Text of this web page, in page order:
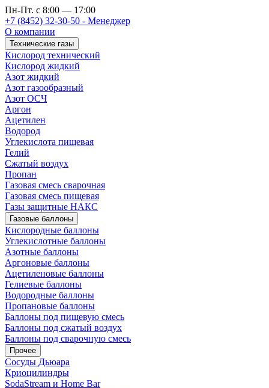
Пн-Пт. с 8:00 — 17:00
+7 (8452) 32-30-50 - Менеджер
О компании
Технические газы
Кислород технический
Кислород жидкий
Азот жидкий
Азот газообразный
Азот ОСЧ
Аргон
Ацетилен
Водород
Углекислота пищевая
Гелий
Сжатый воздух
Пропан
Газовая смесь сварочная
Газовая смесь пищевая
Газы защитные НАКС
Газовые баллоны
Кислородные баллоны
Углекислотные баллоны
Азотные баллоны
Аргоновые баллоны
Ацетиленовые баллоны
Гелиевые баллоны
Водородные баллоны
Пропановые баллоны
Баллоны под пищевую смесь
Баллоны под сжатый воздух
Баллоны под сварочную смесь
Прочее
Сосуды Дьюара
Криоцилиндры
SodaStream и Home Bar